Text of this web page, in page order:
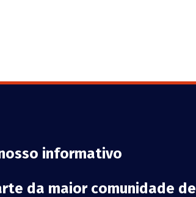
informativo
da maior comunidade de